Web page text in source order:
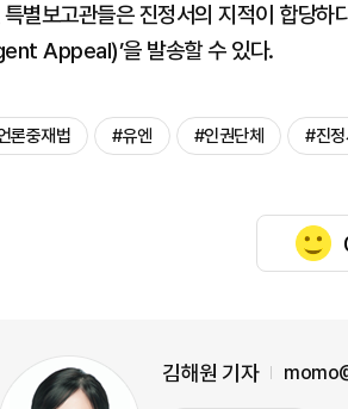
별보고관들은 진정서의 지적이 합당하
Appeal)’을 발송할 수 있다.
론중재법 #유엔 #인권단체 #진정
김해원 기자